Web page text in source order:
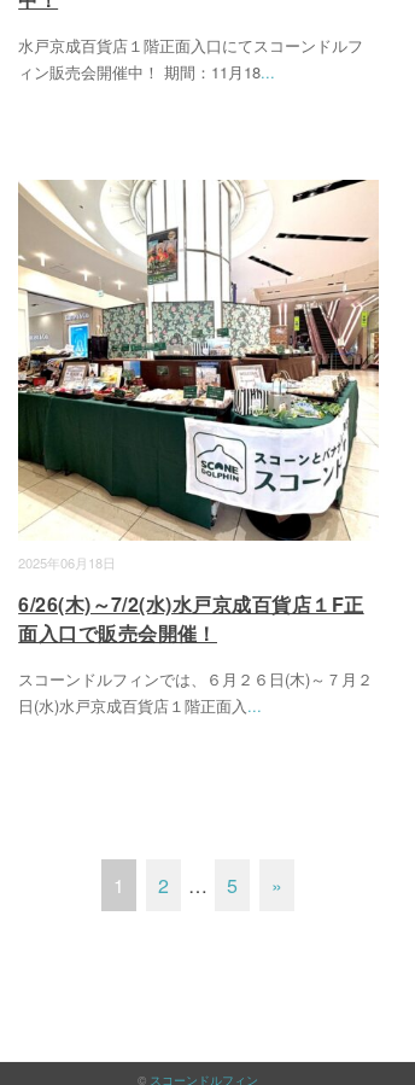
水戸京成百貨店１階正面入口にてスコーンドルフ
ィン販売会開催中！ 期間：11月18...
2025年06月18日
6/26(木)～7/2(水)水戸京成百貨店１F正
面入口で販売会開催！
スコーンドルフィンでは、６月２６日(木)～７月２
日(水)水戸京成百貨店１階正面入 ...
1 2 … 5 »
© スコーンドルフィン